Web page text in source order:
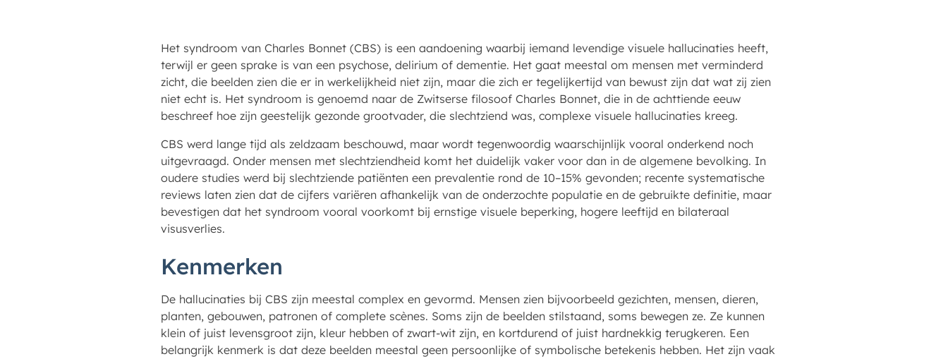
Het syndroom van Charles Bonnet (CBS) is een aandoening waarbij iemand levendige visuele hallucinaties heeft,
terwijl er geen sprake is van een psychose, delirium of dementie. Het gaat meestal om mensen met verminderd
zicht, die beelden zien die er in werkelijkheid niet zijn, maar die zich er tegelijkertijd van bewust zijn dat wat zij zien
niet echt is. Het syndroom is genoemd naar de Zwitserse filosoof Charles Bonnet, die in de achttiende eeuw
beschreef hoe zijn geestelijk gezonde grootvader, die slechtziend was, complexe visuele hallucinaties kreeg.
CBS werd lange tijd als zeldzaam beschouwd, maar wordt tegenwoordig waarschijnlijk vooral onderkend noch
uitgevraagd. Onder mensen met slechtziendheid komt het duidelijk vaker voor dan in de algemene bevolking. In
oudere studies werd bij slechtziende patiënten een prevalentie rond de 10–15% gevonden; recente systematische
reviews laten zien dat de cijfers variëren afhankelijk van de onderzochte populatie en de gebruikte definitie, maar
bevestigen dat het syndroom vooral voorkomt bij ernstige visuele beperking, hogere leeftijd en bilateraal
visusverlies.
Kenmerken
De hallucinaties bij CBS zijn meestal complex en gevormd. Mensen zien bijvoorbeeld gezichten, mensen, dieren,
planten, gebouwen, patronen of complete scènes. Soms zijn de beelden stilstaand, soms bewegen ze. Ze kunnen
klein of juist levensgroot zijn, kleur hebben of zwart-wit zijn, en kortdurend of juist hardnekkig terugkeren. Een
belangrijk kenmerk is dat deze beelden meestal geen persoonlijke of symbolische betekenis hebben. Het zijn vaak